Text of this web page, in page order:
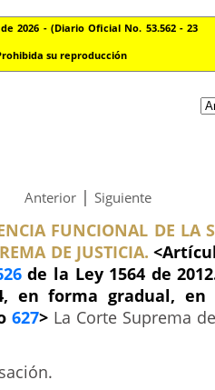
2026 - (Diario Oficial No. 53.562 - 23
su reproducción
Anterior | Siguiente
FUNCIONAL DE LA
DE JUSTICIA.
de la Ley 1564 de
en forma gradual,
627> La Corte Suprema